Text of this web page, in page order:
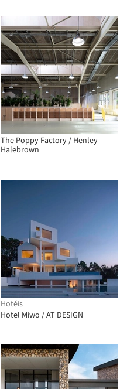
The Poppy Factory / Henley
Halebrown
Hotéis
Hotel Miwo / AT DESIGN